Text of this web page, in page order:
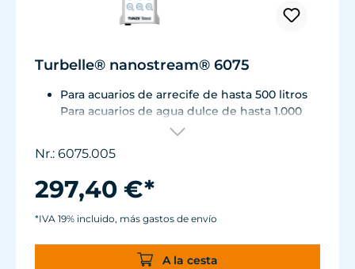
Turbelle® nanostream® 6075
Para acuarios de arrecife de hasta 500 litros
Para acuarios de agua dulce de hasta 1.000
aprox. 7.500 l/h
Consumo de energía: 1 - 8 W
Magnet Holder con pinza de sujeción Silence
Bloque de alimentación fabricada según
estándares médicos.
Nr.: 6075.005
297,40 €*
*IVA 19% incluido, más gastos de envío
A la cesta